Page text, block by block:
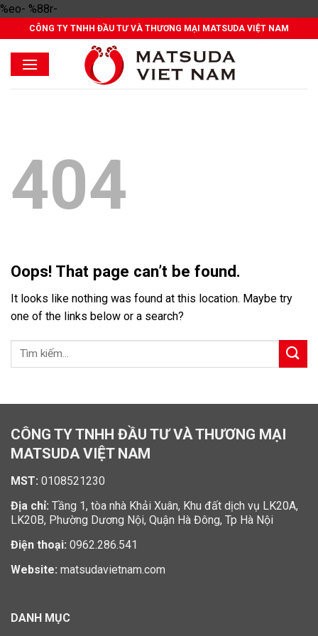
%eo- %88r-
to
content
CÔNG TY TNHH ĐẦU TƯ VÀ THƯƠNG MẠI MATSUDA VIỆT NAM
404
Oops! That page can’t be found.
It looks like nothing was found at this location. Maybe try
one of the links below or a search?
CÔNG TY TNHH ĐẦU TƯ VÀ THƯƠNG MẠI
MATSUDA VIỆT NAM
MST: 0108521230
Địa chỉ: Tầng 1, tòa nhà Khải Xuân, Khu đất dịch vụ LK20A,
LK20B, Phường Dương Nội, Quận Hà Đông, Tp Hà Nội
Điện thoại: 0962.286.541
Website: matsudavietnam.com
DANH MỤC